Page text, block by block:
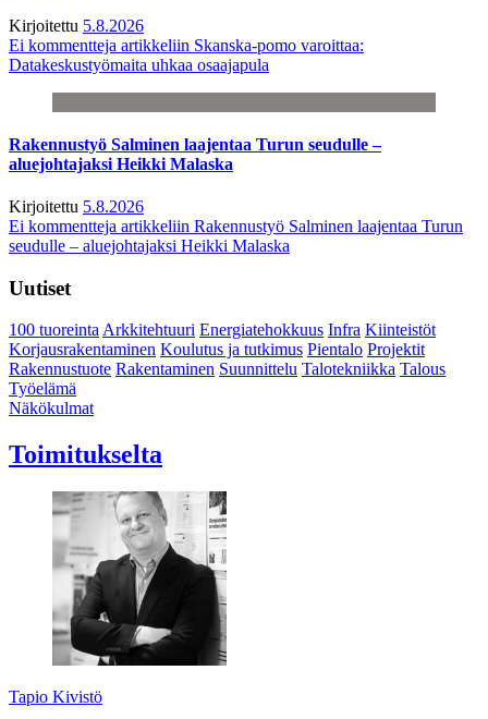
Kirjoitettu 5.8.2026
Ei kommentteja artikkeliin Skanska-pomo varoittaa:
Datakeskustyömaita uhkaa osaajapula
Rakennustyö Salminen laajentaa Turun seudulle –
aluejohtajaksi Heikki Malaska
Kirjoitettu 5.8.2026
Ei kommentteja artikkeliin Rakennustyö Salminen laajentaa Turun
seudulle – aluejohtajaksi Heikki Malaska
Uutiset
100 tuoreintaArkkitehtuuri Energiatehokkuus Infra Kiinteistöt
Korjausrakentaminen Koulutus ja tutkimus Pientalo Projektit
Rakennustuote Rakentaminen Suunnittelu Talotekniikka Talous
Työelämä
Näkökulmat
Toimitukselta
Tapio Kivistö